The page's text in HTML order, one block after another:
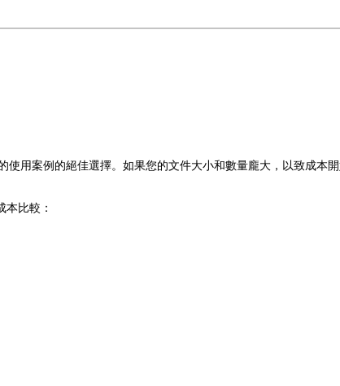
用案例的絕佳選擇。如果您的文件大小和數量龐大，以致成本
比較：